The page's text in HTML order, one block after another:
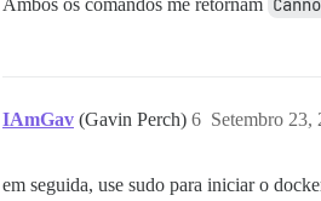
Ambos os comandos me retornam
IAmGav (Gavin Perch) Setembro 23,
6
em seguida, use sudo para iniciar o